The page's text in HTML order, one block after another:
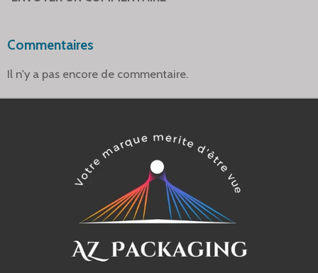
Commentaires
Il n'y a pas encore de commentaire.